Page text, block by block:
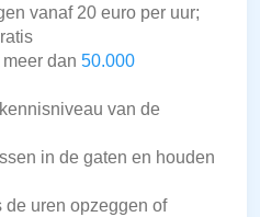
vanaf 20 euro per uur;
dan 50.000
van de
in de gaten en houden
uren opzeggen of